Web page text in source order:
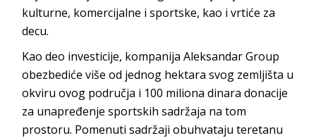
kulturne, komercijalne i sportske, kao i vrtiće za
decu.
Kao deo investicije, kompanija Aleksandar Group
obezbediće više od jednog hektara svog zemljišta u
okviru ovog područja i 100 miliona dinara donacije
za unapređenje sportskih sadržaja na tom
prostoru. Pomenuti sadržaji obuhvataju teretanu